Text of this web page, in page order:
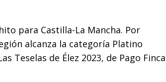
para Castilla-La Mancha. Por
alcanza la categoría Platino
Teselas de Élez 2023, de Pago Finca